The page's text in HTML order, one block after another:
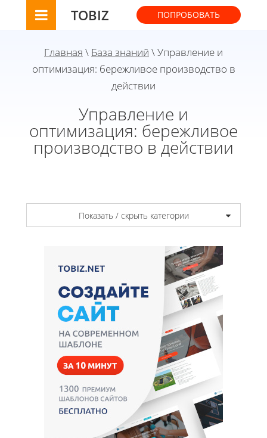
TOBIZ ПОПРОБОВАТЬ
Главная \ База знаний \ Управление и
оптимизация: бережливое производство в
действии
Управление и
оптимизация: бережливое
производство в действии
Показать / скрыть категории